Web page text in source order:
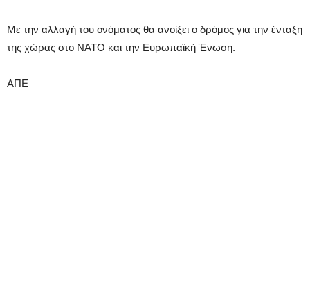
Με την αλλαγή του ονόματος θα ανοίξει ο δρόμος για την ένταξη
της χώρας στο ΝΑΤΟ και την Ευρωπαϊκή Ένωση.
ΑΠΕ